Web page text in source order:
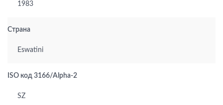
1983
Страна
Eswatini
ISO код 3166/Alpha-2
SZ